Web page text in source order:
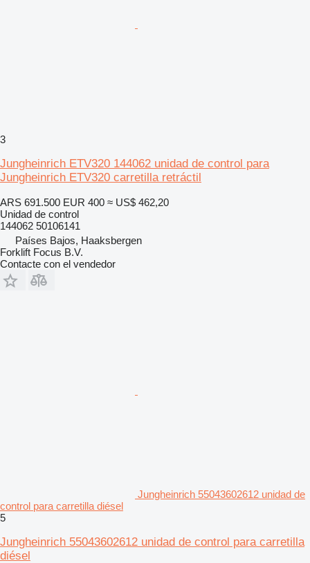
3
Jungheinrich ETV320 144062 unidad de control para
Jungheinrich ETV320 carretilla retráctil
ARS 691.500 EUR 400 ≈ US$ 462,20
Unidad de control
144062 50106141
Países Bajos, Haaksbergen
Forklift Focus B.V.
Contacte con el vendedor
Jungheinrich 55043602612 unidad de
control para carretilla diésel
5
Jungheinrich 55043602612 unidad de control para carretilla
diésel